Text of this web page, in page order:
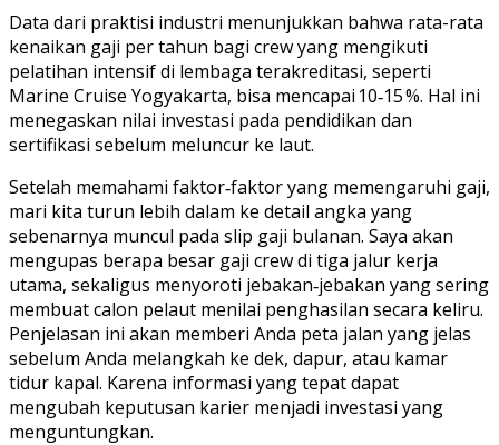
Data dari praktisi industri menunjukkan bahwa rata-rata
kenaikan gaji per tahun bagi crew yang mengikuti
pelatihan intensif di lembaga terakreditasi, seperti
Marine Cruise Yogyakarta, bisa mencapai 10‑15 %. Hal ini
menegaskan nilai investasi pada pendidikan dan
sertifikasi sebelum meluncur ke laut.
Setelah memahami faktor‑faktor yang memengaruhi gaji,
mari kita turun lebih dalam ke detail angka yang
sebenarnya muncul pada slip gaji bulanan. Saya akan
mengupas berapa besar gaji crew di tiga jalur kerja
utama, sekaligus menyoroti jebakan‑jebakan yang sering
membuat calon pelaut menilai penghasilan secara keliru.
Penjelasan ini akan memberi Anda peta jalan yang jelas
sebelum Anda melangkah ke dek, dapur, atau kamar
tidur kapal. Karena informasi yang tepat dapat
mengubah keputusan karier menjadi investasi yang
menguntungkan.